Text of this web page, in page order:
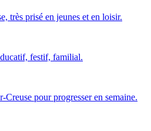
très prisé en jeunes et en loisir.
festif, familial.
Creuse pour progresser en semaine.